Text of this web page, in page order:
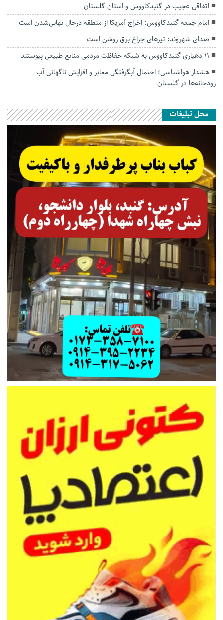
اتفاقی عجیب در‌ گنبدکاووس و استان گلستان
امام جمعه گنبدکاووس: اخراج آمریکا از منطقه درحال نهایی‌شدن است
صدای شهروند: تیرهای چراغ برق روشن است
۱۱ دهیاری گنبدکاووس به شبکه حفاظت مردمی منابع طبیعی پیوستند
هشدار هواشناسی؛ احتمال آبگرفتگی معابر و افزایش ناگهانی آب
رودخانه‌ها در گلستان
محل تبلیغات